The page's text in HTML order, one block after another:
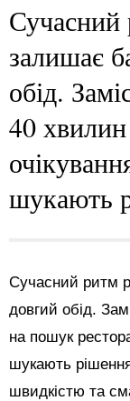
Сучасний
залишає
обід.
40
шукають
Сучасний ритм
довгий обід.
на пошук
шукають
швидкістю та